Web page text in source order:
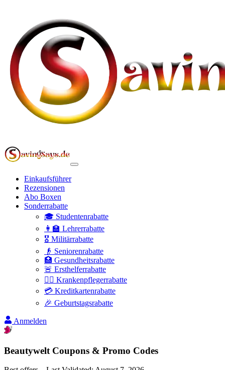
Einkaufsführer
Rezensionen
Abo Boxen
Sonderrabatte
🎓 Studentenrabatte
👩‍🏫 Lehrerrabatte
🎖️ Militärrabatte
👴 Seniorenrabatte
🏥 Gesundheitsrabatte
🚨 Ersthelferrabatte
👩‍⚕️ Krankenpflegerrabatte
💳 Kreditkartenrabatte
🎉 Geburtstagsrabatte
Anmelden
Beautywelt Coupons & Promo Codes